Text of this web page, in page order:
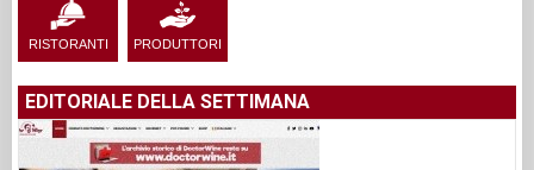
RISTORANTI PRODUTTORI
EDITORIALE DELLA SETTIMANA